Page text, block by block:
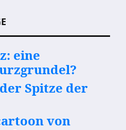
eine
Spitze der
von